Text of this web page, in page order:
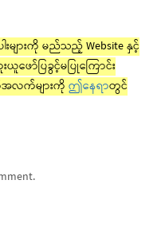
းများကို မည်သည့် Website နှင့်
ယူဖော်ပြခွင့်မပြုကြောင်း
လက်များကို ဤနေရာတွင်